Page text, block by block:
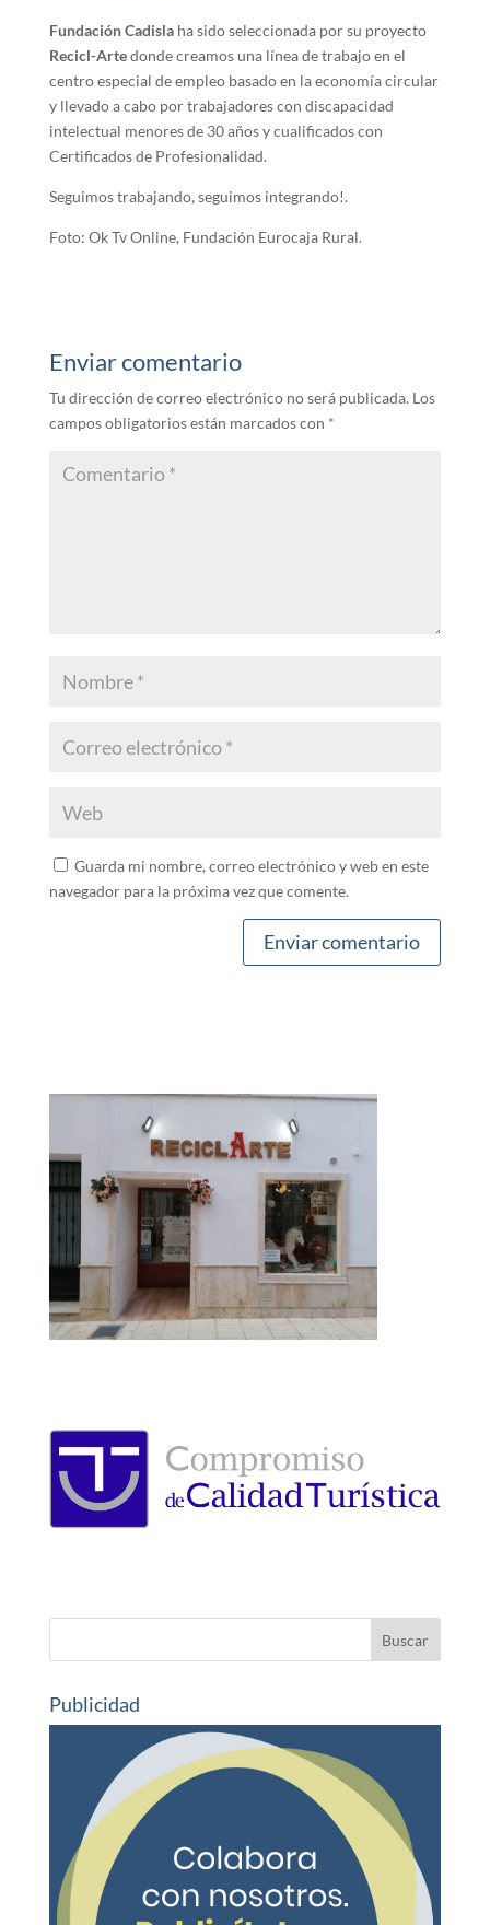
Fundación Cadislaha sido seleccionada por su proyecto
Recicl-Artedonde creamos una línea de trabajo en el
centro especial de empleo basado en la economía circular
y llevado a cabo por trabajadores con discapacidad
intelectual menores de 30 años y cualificados con
Certificados de Profesionalidad.
Seguimos trabajando, seguimos integrando!.
Foto: Ok Tv Online, Fundación Eurocaja Rural.
Enviar comentario
Tu dirección de correo electrónico no será publicada. Los
campos obligatorios están marcados con *
Guarda mi nombre, correo electrónico y web en este
navegador para la próxima vez que comente.
Publicidad